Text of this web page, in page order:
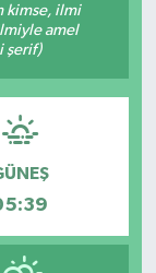
kimse, ilmi
amel
şerif)